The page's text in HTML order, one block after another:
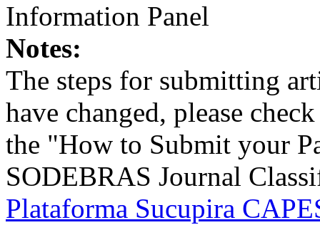
Information Panel
Notes:
The steps for submitting
have changed, please
the "How to Submit your
SODEBRAS Journal
Plataforma Sucupira